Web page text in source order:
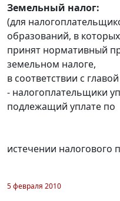
Земельный налог:
(для
образований, в которых
принят нормативный
земельном налоге,
в соответствии с
- налогоплательщики
подлежащий уплате по
истечении налогового
5 февраля 2010